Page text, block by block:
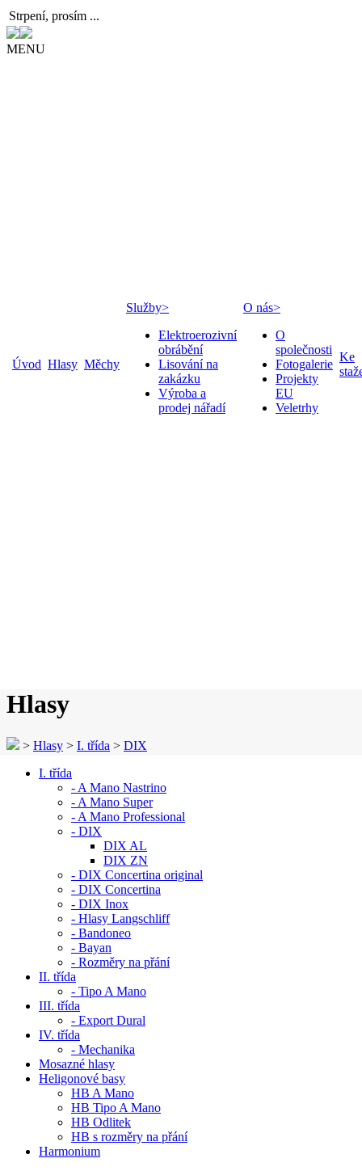
Strpení, prosím ...
MENU
Úvod Hlasy Měchy
Služby>
Elektroerozivní
obrábění
Lisování na
zakázku
Výroba a
prodej nářadí
O nás>
O
společnosti
Fotogalerie
Projekty
EU
Veletrhy
Ke
Hlasy
> Hlasy > I. třída > DIX
I. třída
- A Mano Nastrino
- A Mano Super
- A Mano Professional
- DIX
DIX AL
DIX ZN
- DIX Concertina original
- DIX Concertina
- DIX Inox
- Hlasy Langschliff
- Bandoneo
- Bayan
- Rozměry na přání
II. třída
- Tipo A Mano
III. třída
- Export Dural
IV. třída
- Mechanika
Mosazné hlasy
Heligonové basy
HB A Mano
HB Tipo A Mano
HB Odlitek
HB s rozměry na přání
Harmonium